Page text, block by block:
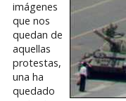
imágenes
que nos
quedan de
aquellas
protestas,
una ha
quedado